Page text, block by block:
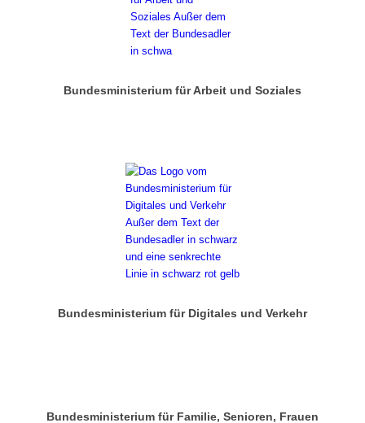
Bundesministerium für Arbeit und Soziales
Bundesministerium für Digitales und Verkehr
Bundesministerium für Familie, Senioren, Frauen